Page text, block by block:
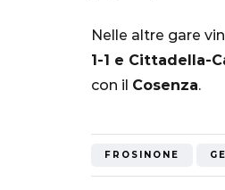
Nelle altre gare
1-1 e Cittadella-
con il Cosenza.
FROSINONE